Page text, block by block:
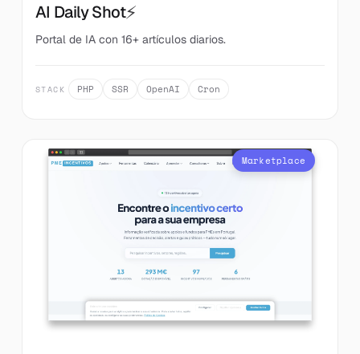
AI Daily Shot⚡
Portal de IA con 16+ artículos diarios.
STACK PHP SSR OpenAI Cron
Marketplace